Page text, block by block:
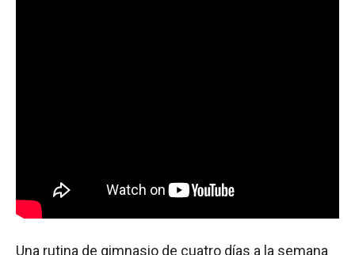
Una rutina de gimnasio de cuatro días a la semana